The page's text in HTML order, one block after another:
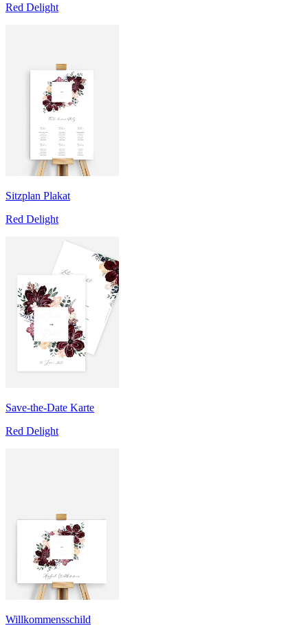
Red Delight
Sitzplan Plakat
Red Delight
Save-the-Date Karte
Red Delight
Willkommensschild